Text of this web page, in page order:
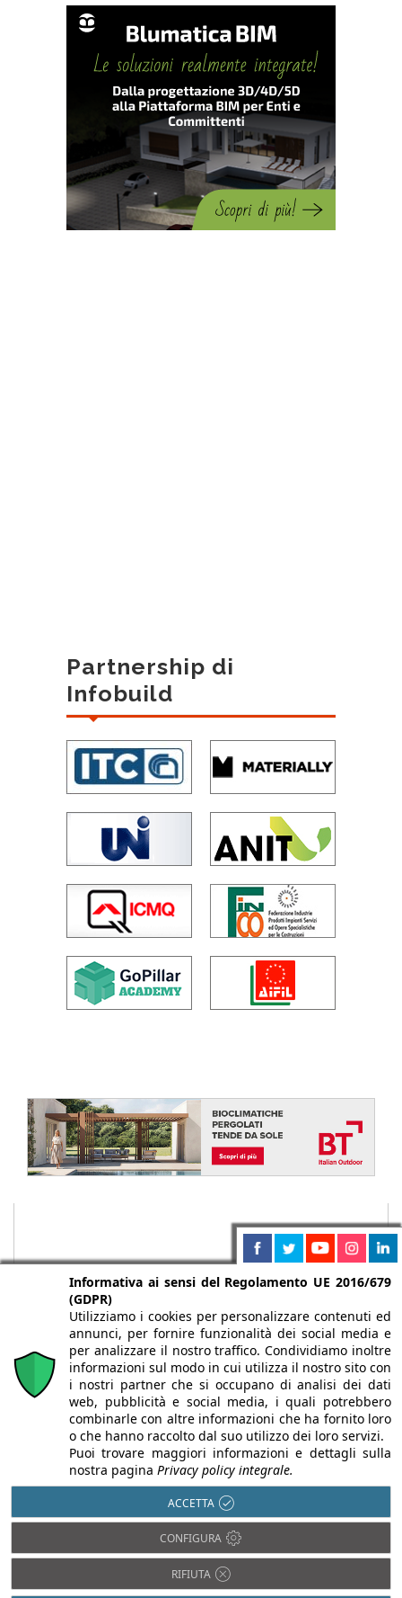
Partnership di
Infobuild
Chi siamo Autori Per la tua pubblicità
Iscriviti alla
newsletter
Infobuild è testata registrata presso il Tribunale di Milano al n° 63
dell’8/3/2013 - ISSN 2282-2267
© 2000-2026 Infoweb srl - P.IVA 13155920153 - Tutti i diritti
Informativa ai sensi del Regolamento UE 2016/679
(GDPR)
Utilizziamo i cookies per personalizzare contenuti ed
annunci, per fornire funzionalità dei social media e
per analizzare il nostro traffico. Condividiamo inoltre
informazioni sul modo in cui utilizza il nostro sito con
i nostri partner che si occupano di analisi dei dati
web, pubblicità e social media, i quali potrebbero
combinarle con altre informazioni che ha fornito loro
o che hanno raccolto dal suo utilizzo dei loro servizi.
Puoi trovare maggiori informazioni e dettagli sulla
nostra pagina Privacy policy integrale.
ACCETTA
CONFIGURA
RIFIUTA